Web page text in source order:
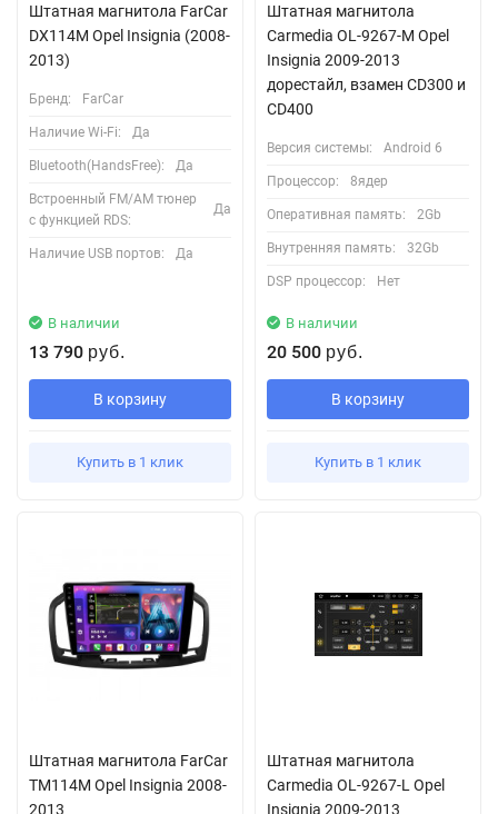
Штатная магнитола FarCar
DX114M Opel Insignia (2008-
2013)
Бренд: FarCar
Наличие Wi-Fi: Да
Bluetooth(HandsFree): Да
Встроенный FM/AM тюнер
с функцией RDS:
Да
Наличие USB портов: Да
В наличии
13 790 руб.
В корзину
Купить в 1 клик
Штатная магнитола
Carmedia OL-9267-M Opel
Insignia 2009-2013
дорестайл, взамен CD300 и
CD400
Версия системы: Android 6
Процессор: 8ядер
Оперативная память: 2Gb
Внутренняя память: 32Gb
DSP процессор: Нет
В наличии
20 500 руб.
В корзину
Купить в 1 клик
Штатная магнитола FarCar
TM114M Opel Insignia 2008-
2013
Штатная магнитола
Carmedia OL-9267-L Opel
Insignia 2009-2013